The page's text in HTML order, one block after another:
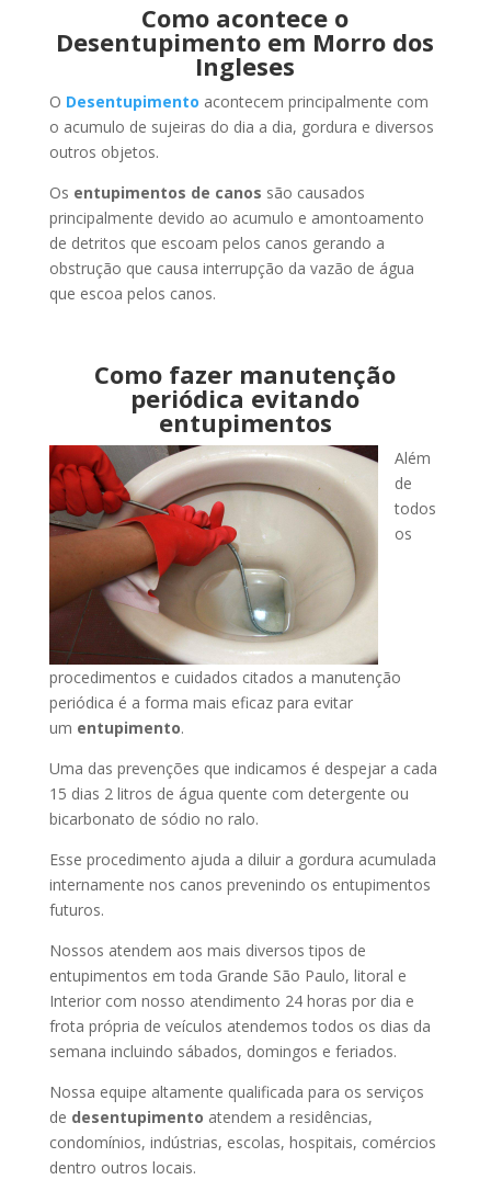
Como acontece o
Desentupimento em Morro dos
Ingleses
O Desentupimento acontecem principalmente com
o acumulo de sujeiras do dia a dia, gordura e diversos
outros objetos.
Os entupimentos de canos são causados
principalmente devido ao acumulo e amontoamento
de detritos que escoam pelos canos gerando a
obstrução que causa interrupção da vazão de água
que escoa pelos canos.
Como fazer manutenção
periódica evitando
entupimentos
Além
de
todos
os
procedimentos e cuidados citados a manutenção
periódica é a forma mais eficaz para evitar
um entupimento.
Uma das prevenções que indicamos é despejar a cada
15 dias 2 litros de água quente com detergente ou
bicarbonato de sódio no ralo.
Esse procedimento ajuda a diluir a gordura acumulada
internamente nos canos prevenindo os entupimentos
futuros.
Nossos atendem aos mais diversos tipos de
entupimentos em toda Grande São Paulo, litoral e
Interior com nosso atendimento 24 horas por dia e
frota própria de veículos atendemos todos os dias da
semana incluindo sábados, domingos e feriados.
Nossa equipe altamente qualificada para os serviços
de desentupimento atendem a residências,
condomínios, indústrias, escolas, hospitais, comércios
dentro outros locais.